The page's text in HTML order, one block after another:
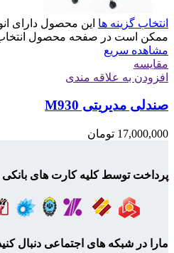
انتخاب گزینه ها این محصول دارای
ممکن است در صفحه محصول
مشاهده سریع
مقایسه
افزودن به علاقه مندی
صندلی مدیریتی M930
17,000,000 تومان
پرداخت توسط کلیه کارت های بانکی
مارا در شبکه های اجتماعی دنبال